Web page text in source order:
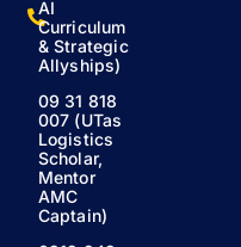
AI
Curriculum
& Strategic
Allyships)
09 31 818
007 (UTas
Logistics
Scholar,
Mentor
AMC
Captain)